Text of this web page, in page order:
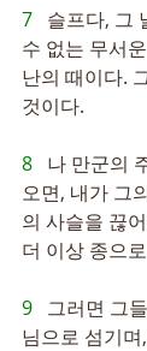
7 슬프다, 그
수 없는 무서
난의 때이다.
것이다.
8 나 만군의
오면, 내가 그
의 사슬을 끊
더 이상 종으
9 그러면 그
님으로 섬기